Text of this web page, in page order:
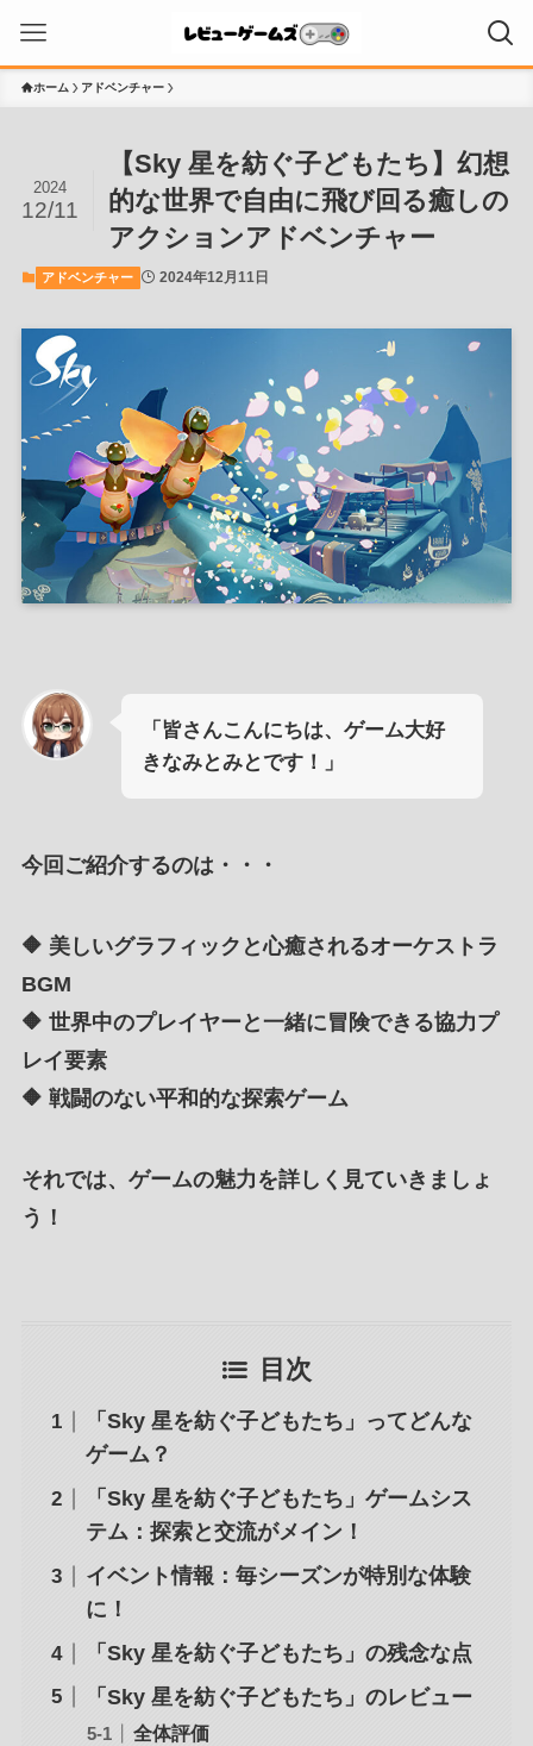
ホーム アドベンチャー
【Sky 星を紡ぐ子どもたち】幻想
的な世界で自由に飛び回る癒しの
アクションアドベンチャー
2024
12/11
アドベンチャー 2024年12月11日
「皆さんこんにちは、ゲーム大好
きなみとみとです！」
今回ご紹介するのは・・・
🔶 美しいグラフィックと心癒されるオーケストラ
BGM
🔶 世界中のプレイヤーと一緒に冒険できる協力プ
レイ要素
🔶 戦闘のない平和的な探索ゲーム
それでは、ゲームの魅力を詳しく見ていきましょ
う！
目次
「Sky 星を紡ぐ子どもたち」ってどんな
ゲーム？
「Sky 星を紡ぐ子どもたち」ゲームシス
テム：探索と交流がメイン！
イベント情報：毎シーズンが特別な体験
に！
「Sky 星を紡ぐ子どもたち」の残念な点
「Sky 星を紡ぐ子どもたち」のレビュー
全体評価